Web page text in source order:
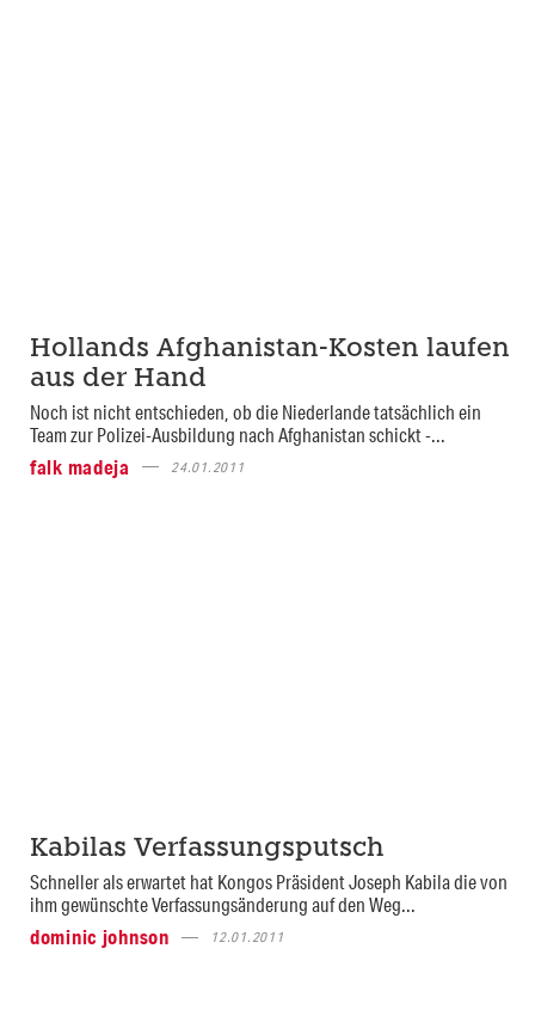
Hollands Afghanistan-Kosten laufen
aus der Hand
Noch ist nicht entschieden, ob die Niederlande tatsächlich ein
Team zur Polizei-Ausbildung nach Afghanistan schickt -...
falk madeja
24.01.2011
Kabilas Verfassungsputsch
Schneller als erwartet hat Kongos Präsident Joseph Kabila die von
ihm gewünschte Verfassungsänderung auf den Weg...
dominic johnson
12.01.2011